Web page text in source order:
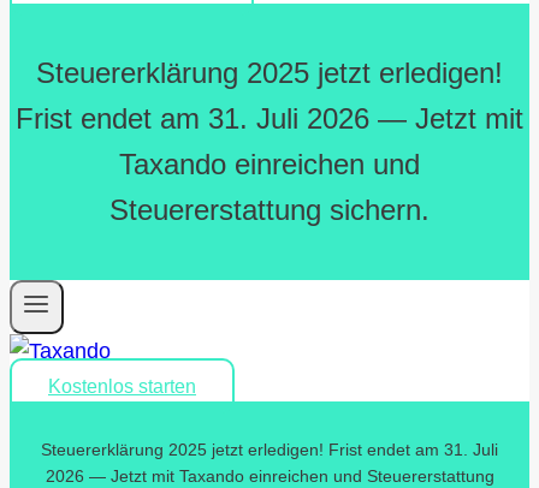
Steuererklärung 2025 jetzt erledigen!
Frist endet am 31. Juli 2026 — Jetzt mit
Taxando einreichen und
Steuererstattung sichern.
Kostenlos starten
Steuererklärung 2025 jetzt erledigen! Frist endet am 31. Juli
2026 — Jetzt mit Taxando einreichen und Steuererstattung